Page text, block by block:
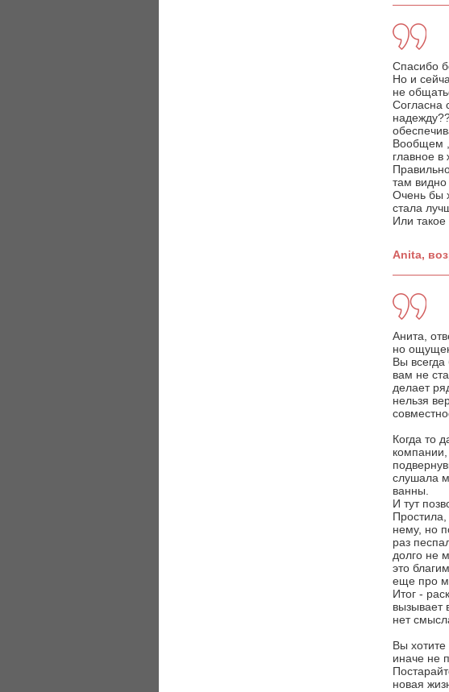
Спасибо
Но и
не
Согласна
Вообщем
главное
там видно
Очень бы
стала
Или
Anita,
Анита,
но
Вы
вам не
делает
нельзя
Когда то
слушала
ванны.
И тут
нему, но
раз
долго не
это
еще про
Итог -
вызывает
нет
Вы
иначе не
новая